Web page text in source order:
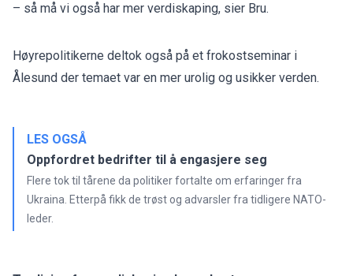
– så må vi også har mer verdiskaping, sier Bru.
Høyrepolitikerne deltok også på et frokostseminar i
Ålesund der temaet var en mer urolig og usikker verden.
LES OGSÅ
Oppfordret bedrifter til å engasjere seg
Flere tok til tårene da politiker fortalte om erfaringer fra
Ukraina. Etterpå fikk de trøst og advarsler fra tidligere NATO-
leder.